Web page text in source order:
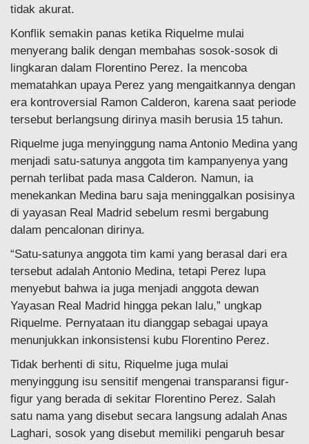
tidak akurat.
Konflik semakin panas ketika Riquelme mulai
menyerang balik dengan membahas sosok-sosok di
lingkaran dalam Florentino Perez. Ia mencoba
mematahkan upaya Perez yang mengaitkannya dengan
era kontroversial Ramon Calderon, karena saat periode
tersebut berlangsung dirinya masih berusia 15 tahun.
Riquelme juga menyinggung nama Antonio Medina yang
menjadi satu-satunya anggota tim kampanyenya yang
pernah terlibat pada masa Calderon. Namun, ia
menekankan Medina baru saja meninggalkan posisinya
di yayasan Real Madrid sebelum resmi bergabung
dalam pencalonan dirinya.
“Satu-satunya anggota tim kami yang berasal dari era
tersebut adalah Antonio Medina, tetapi Perez lupa
menyebut bahwa ia juga menjadi anggota dewan
Yayasan Real Madrid hingga pekan lalu,” ungkap
Riquelme. Pernyataan itu dianggap sebagai upaya
menunjukkan inkonsistensi kubu Florentino Perez.
Tidak berhenti di situ, Riquelme juga mulai
menyinggung isu sensitif mengenai transparansi figur-
figur yang berada di sekitar Florentino Perez. Salah
satu nama yang disebut secara langsung adalah Anas
Laghari, sosok yang disebut memiliki pengaruh besar